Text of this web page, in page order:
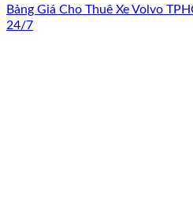
Bảng Giá Cho Thuê Xe Volvo
24/7